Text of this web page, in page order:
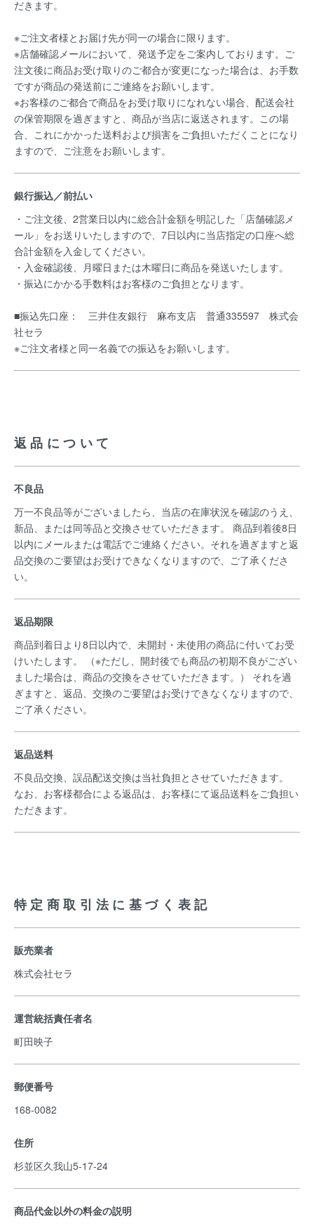
だきます。
※ご注文者様とお届け先が同一の場合に限ります。
※店舗確認メールにおいて、発送予定をご案内しております。ご
注文後に商品お受け取りのご都合が変更になった場合は、お手数
ですが商品の発送前にご連絡をお願いします。
※お客様のご都合で商品をお受け取りになれない場合、配送会社
の保管期限を過ぎますと、商品が当店に返送されます。この場
合、これにかかった送料および損害をご負担いただくことになり
ますので、ご注意をお願いします。
銀行振込／前払い
・ご注文後、2営業日以内に総合計金額を明記した「店舗確認メ
ール」をお送りいたしますので、7日以内に当店指定の口座へ総
合計金額を入金してください。
・入金確認後、月曜日または木曜日に商品を発送いたします。
・振込にかかる手数料はお客様のご負担となります。
■振込先口座： 三井住友銀行 麻布支店 普通335597 株式会
社セラ
※ご注文者様と同一名義での振込をお願いします。
返品について
不良品
万一不良品等がございましたら、当店の在庫状況を確認のうえ、
新品、または同等品と交換させていただきます。 商品到着後8日
以内にメールまたは電話でご連絡ください。それを過ぎますと返
品交換のご要望はお受けできなくなりますので、ご了承くださ
い。
返品期限
商品到着日より8日以内で、未開封・未使用の商品に付いてお受
けいたします。 （※ただし、開封後でも商品の初期不良がござい
ました場合は、商品の交換をさせていただきます。） それを過
ぎますと、返品、交換のご要望はお受けできなくなりますので、
ご了承ください。
返品送料
不良品交換、誤品配送交換は当社負担とさせていただきます。
なお、お客様都合による返品は、お客様にて返品送料をご負担い
ただきます。
特定商取引法に基づく表記
販売業者
株式会社セラ
運営統括責任者名
町田映子
郵便番号
168-0082
住所
杉並区久我山5-17-24
商品代金以外の料金の説明